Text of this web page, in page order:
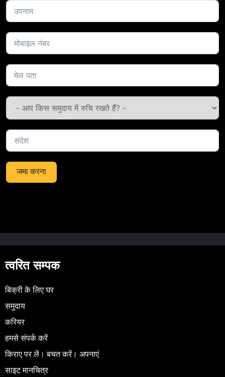
जमा करना
त्वरित सम्पक
बिक्री के लिए घर
समुदाय
करियर
हमसे संपर्क करें
किराए पर लें। बचत करें। अपनाएं
साइट मानचित्र